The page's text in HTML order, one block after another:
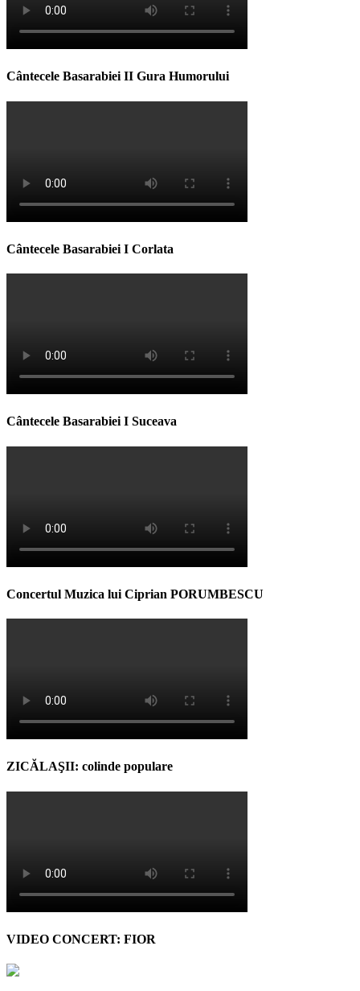
Cântecele Basarabiei II Gura Humorului
Cântecele Basarabiei I Corlata
Cântecele Basarabiei I Suceava
Concertul Muzica lui Ciprian PORUMBESCU
ZICĂLAŞII: colinde populare
VIDEO CONCERT: FIOR